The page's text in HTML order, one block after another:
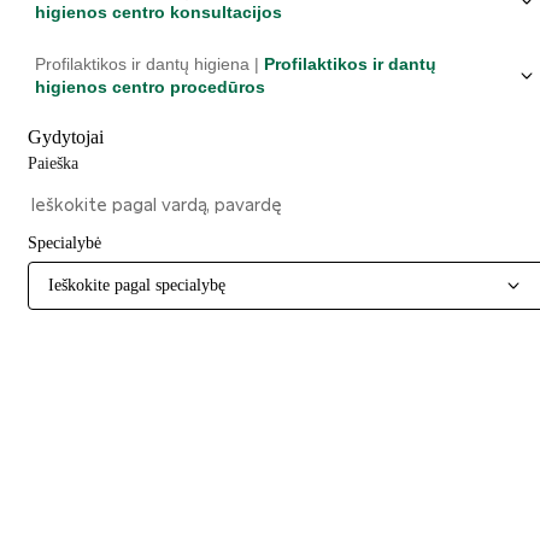
higienos centro konsultacijos
Profilaktikos ir dantų higiena | Profilaktikos ir dantų
higienos centro procedūros
Gydytojai
Paieška
Specialybė
Ieškokite pagal specialybę